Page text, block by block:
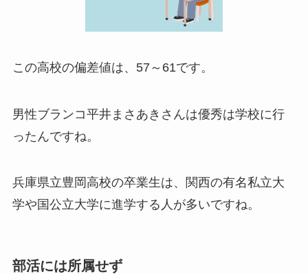
この高校の偏差値は、57～61です。
男性ブランコ平井まさあきさんは優秀は学校に行
ったんですね。
兵庫県立豊岡高校の卒業生は、関西の有名私立大
学や国公立大学に進学する人が多いですね。
部活には所属せず